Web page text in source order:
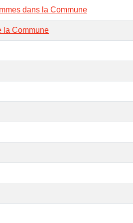
dans la Commune
la Commune